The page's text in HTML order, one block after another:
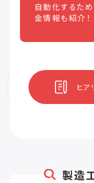
自動化するた
金情報も紹介！
ヒア
製造